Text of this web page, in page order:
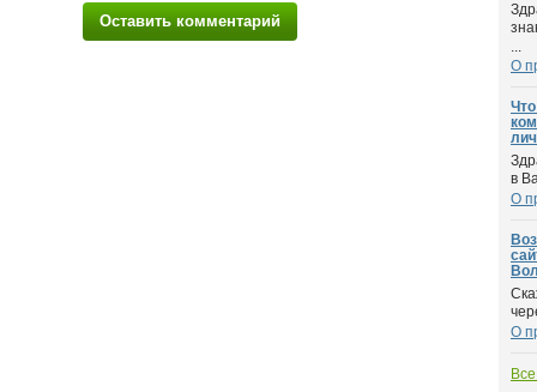
Оставить комментарий
...
О
в
О
О